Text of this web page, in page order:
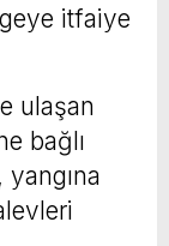
itfaiye
ulaşan
bağlı